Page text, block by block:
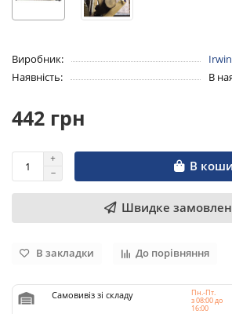
Виробник:
Irwin
Наявність:
В
442 грн
В
Швидке
В закладки До порівняння
Самовивіз зі складу Пн.-Пт.
з 08:00 до
16:00